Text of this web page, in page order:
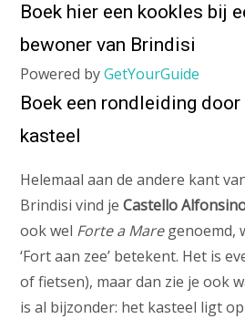
Boek hier een kookles bij
bewoner van Brindisi
Powered byGetYourGuide
Boek een rondleiding
kasteel
Helemaal aan de andere kant
Brindisi vind jeCastello
ook wel Forte a Maregenoemd,
‘Fort aan zee’ betekent. Het is
of fietsen), maar dan zie je ook
is al bijzonder: het kasteel ligt